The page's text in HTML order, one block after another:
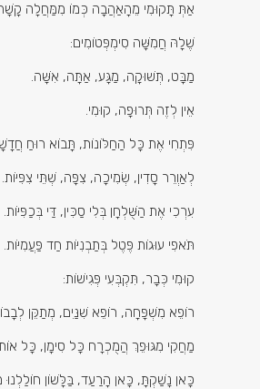
אַתְּ תָּקוּמִי מֵהָאַהֲבָה כְּמוֹ מִמַּחֲלָה
שֶׁלָהּ חֲמִשָּׁה סִימְפְּטוֹמִים:
מַבָּט, תְּשׁוּקָה, מַגָּע, אַתָּה, אִשָּׁה.
אֵין לְזֶה תְּרוּפָה, קוּמִי.
פִּתְחִי אֶת כָּל הַחַלּוֹנוֹת, תָּבוֹא רוּחַ
לְאַוְרֵר סָדִין, שְׂמִיכָה, צִפָּה, שְׁתֵּי צִפִּיּוֹת.
עִרְכִי אֶת הַשֻּׁלְחָן בְּלִי סַכִּין, דַּי בְּכַפִּיּוֹת.
תֹּאפִי עוּגוֹת פֶּטֶל בְּתַבְנִיּוֹת חַד פַּעֲמִיּוֹת.
קוּמִי כְּבָר, תִּקְבְּעִי פְּגִישׁוֹת:
רוֹפֵא מִשְׁפָּחָה, רוֹפֵא שִׁנַּיִם, מְתַקֵּן
מַחֲקִי מִגּוּפֵךְ הֲמֻכְרָח כָּל סִימָן, כָּל
כָּאן נָשַׁקְתָּ, כָּאן הָרַעַד, בַּלָּשׁוֹן חוֹלַלְנוּ